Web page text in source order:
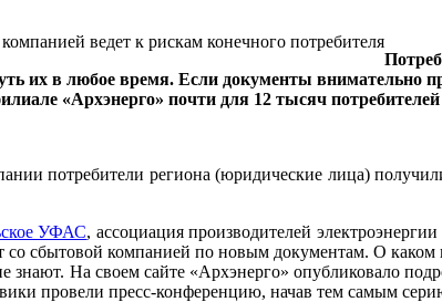
их в любое время. Если документы внимательно
«Архэнерго» почти для 12 тысяч
потребители региона (юридические лица)
УФАС, ассоциация производителей
со сбытовой компанией по новым документам. О
На своем сайте «Архэнерго» опубликовало
провели пресс-конференцию, начав тем самым